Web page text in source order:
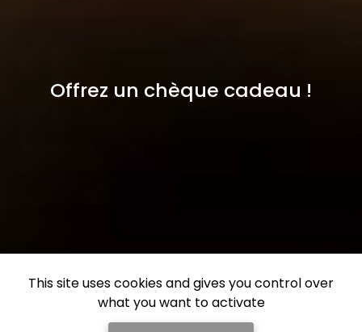
Offrez un chèque cadeau !
This site uses cookies and gives you control over
what you want to activate